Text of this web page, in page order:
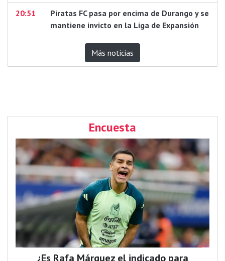
20:51
Piratas FC pasa por encima de Durango y se
mantiene invicto en la Liga de Expansión
Más noticias
Encuesta
¿Es Rafa Márquez el indicado para